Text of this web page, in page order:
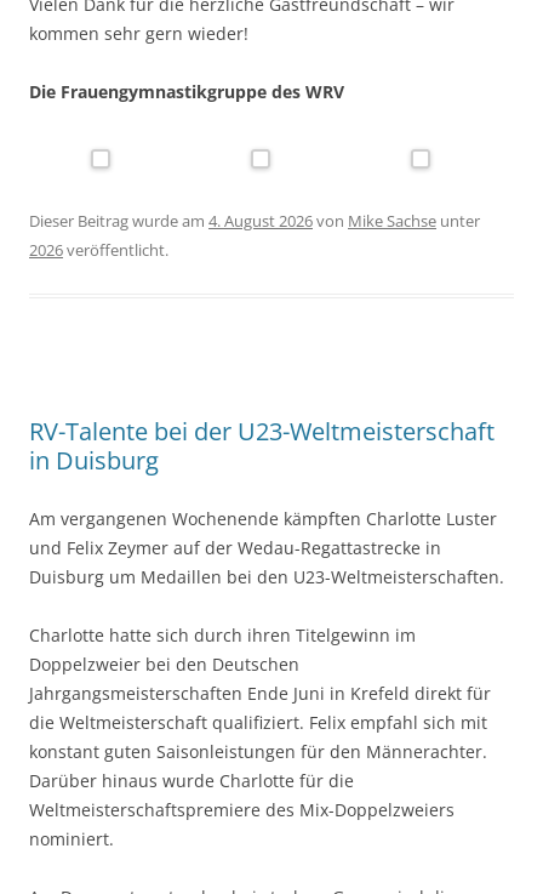
Vielen Dank für die herzliche Gastfreundschaft – wir
kommen sehr gern wieder!
Die Frauengymnastikgruppe des WRV
Dieser Beitrag wurde am 4. August 2026von Mike Sachse unter
2026veröffentlicht.
RV-Talente bei der U23-Weltmeisterschaft
in Duisburg
Am vergangenen Wochenende kämpften Charlotte Luster
und Felix Zeymer auf der Wedau-Regattastrecke in
Duisburg um Medaillen bei den U23-Weltmeisterschaften.
Charlotte hatte sich durch ihren Titelgewinn im
Doppelzweier bei den Deutschen
Jahrgangsmeisterschaften Ende Juni in Krefeld direkt für
die Weltmeisterschaft qualifiziert. Felix empfahl sich mit
konstant guten Saisonleistungen für den Männerachter.
Darüber hinaus wurde Charlotte für die
Weltmeisterschaftspremiere des Mix-Doppelzweiers
nominiert.